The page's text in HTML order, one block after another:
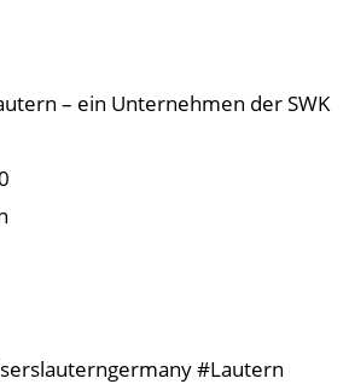
– ein Unternehmen der SWK
#Lautern